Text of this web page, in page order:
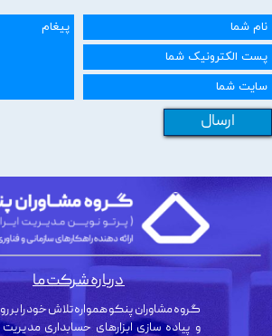
ارسال
گروه مشاوران پنکو همواره تلاش خود را بر
و پیاده سازی ابزارهای حسابداری
درباره شرکت ما